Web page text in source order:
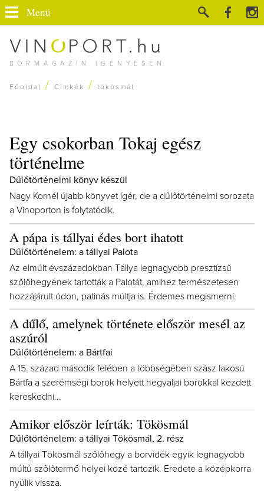
BORMAGAZIN IGÉNYESEN
Menü
Főoldal / Címkék / tökösmál
Egy csokorban Tokaj egész
történelme
Dűlőtörténelmi könyv készül
Nagy Kornél újabb könyvet ígér, de a dűlőtörténelmi sorozata
a Vinoporton is folytatódik.
A pápa is tállyai édes bort ihatott
Dűlőtörténelem: a tállyai Palota
Az elmúlt évszázadokban Tállya legnagyobb presztízsű
szőlőhegyének tartották a Palotát, amihez természetesen
hozzájárult ódon, patinás múltja is. Érdemes megismerni.
A dűlő, amelynek története először mesél az
aszúról
Dűlőtörténelem: a Bártfai
A 15. század második felében a többségében szász lakosú
Bártfa a szerémségi borok helyett hegyaljai borokkal kezdett
kereskedni...
Amikor először leírták: Tökösmál
Dűlőtörténelem: a tállyai Tökösmál, 2. rész
A tállyai Tökösmál szőlőhegy a borvidék egyik legnagyobb
múltú szőlőtermő helyei közé tartozik. Eredete a középkorra
nyúlik vissza.